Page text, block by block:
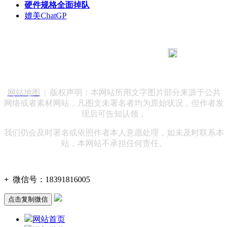
硬件规格全面掉队
媲美ChatGP
网站地图
| 版权声明：本网站所用文字图片部分来源于公共
网络或者素材网站，凡图文未署名者均为原始状况，但作者发
现后可告知认领，
我们仍会及时署名或依照作者本人意愿处理，如未及时联系本
站，本网站不承担任何责任。
+ 微信号： 18391816005
点击复制微信
网站首页